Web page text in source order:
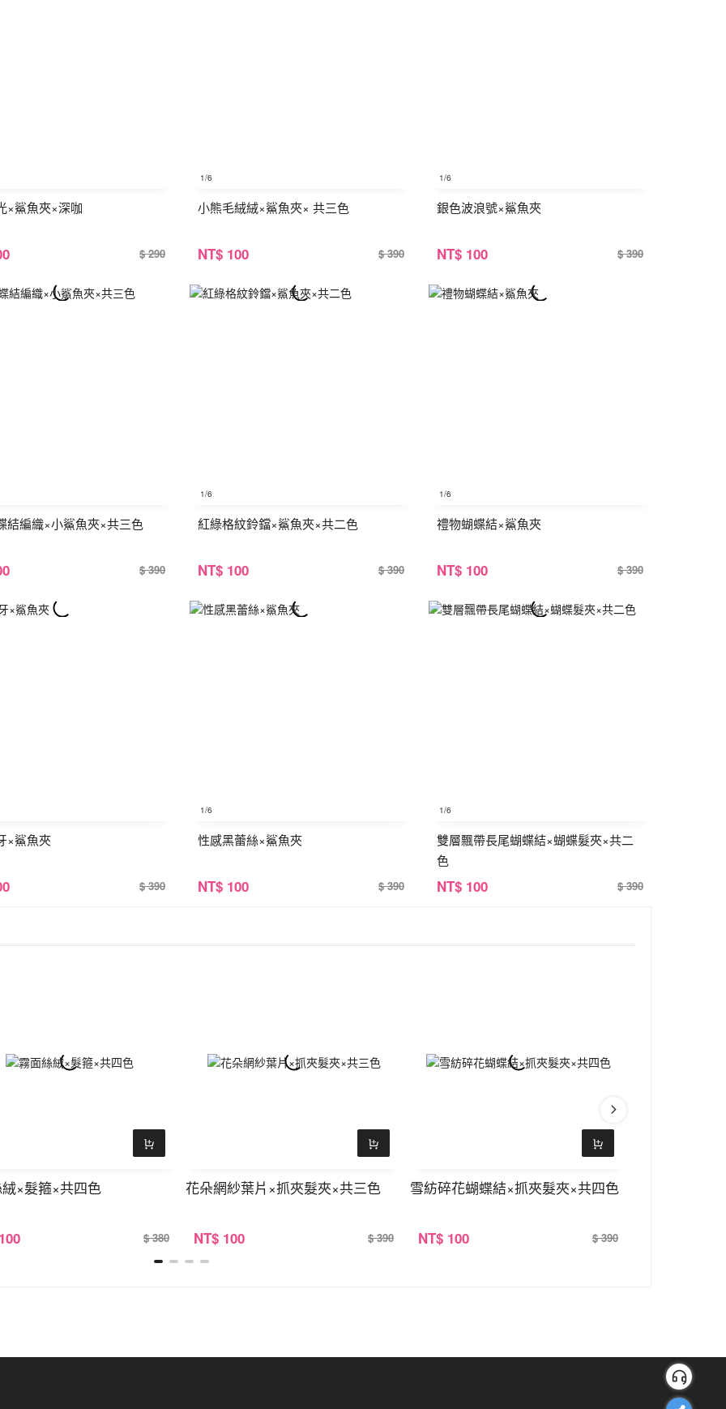
×鯊魚夾×深咖
$ 290
1/6
小熊毛絨絨×鯊魚夾× 共三色
NT$ 100 $ 390
1/6
銀色波浪號×鯊魚夾
NT$ 100 $ 390
結編織×小鯊魚夾×共三色
$ 390
1/6
紅綠格紋鈴鐺×鯊魚夾×共二色
NT$ 100 $ 390
1/6
禮物蝴蝶結×鯊魚夾
NT$ 100 $ 390
×鯊魚夾
$ 390
1/6
性感黑蕾絲×鯊魚夾
NT$ 100 $ 390
1/6
雙層飄帶長尾蝴蝶結×蝴蝶髮夾×共二
色
NT$ 100 $ 390
×髮箍×共四色
$ 380
花朵網紗葉片×抓夾髮夾×共三色
NT$ 100 $ 390
雪紡碎花蝴蝶結×抓夾髮夾×共四色
NT$ 100 $ 390